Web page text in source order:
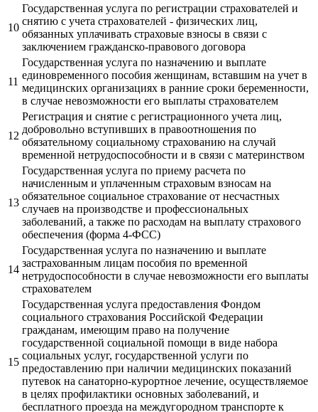
10
Государственная услуга по регистрации страхователей и
снятию с учета страхователей - физических лиц,
обязанных уплачивать страховые взносы в связи с
заключением гражданско-правового договора
11
Государственная услуга по назначению и выплате
единовременного пособия женщинам, вставшим на учет в
медицинских организациях в ранние сроки беременности,
в случае невозможности его выплаты страхователем
12
Регистрация и снятие с регистрационного учета лиц,
добровольно вступивших в правоотношения по
обязательному социальному страхованию на случай
временной нетрудоспособности и в связи с материнством
13
Государственная услуга по приему расчета по
начисленным и уплаченным страховым взносам на
обязательное социальное страхование от несчастных
случаев на производстве и профессиональных
заболеваний, а также по расходам на выплату страхового
обеспечения (форма 4-ФСС)
14
Государственная услуга по назначению и выплате
застрахованным лицам пособия по временной
нетрудоспособности в случае невозможности его выплаты
страхователем
15
Государственная услуга предоставления Фондом
социального страхования Российской Федерации
гражданам, имеющим право на получение
государственной социальной помощи в виде набора
социальных услуг, государственной услуги по
предоставлению при наличии медицинских показаний
путевок на санаторно-курортное лечение, осуществляемое
в целях профилактики основных заболеваний, и
бесплатного проезда на междугородном транспорте к